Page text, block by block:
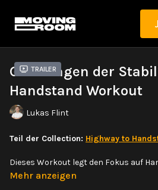
Trailer
Grundlagen der
Handstand Workout
Lukas Flint
Teil der Collection: Highway to
Dieses Workout legt den Fokus auf
Schulterkraft in Handstandpositionen
Mehr anzeigen